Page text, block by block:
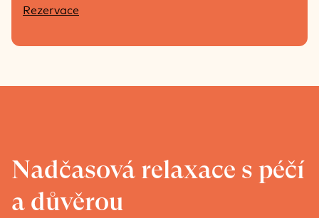
Rezervace
Nadčasová relaxace s péčí
a důvěrou